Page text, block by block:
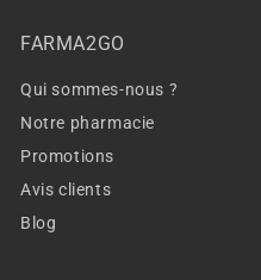
FARMA2GO
Qui sommes-nous ?
Notre pharmacie
Promotions
Avis clients
Blog